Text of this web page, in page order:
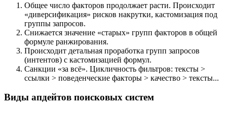
Общее число факторов продолжает расти. Происходит
«диверсификация» рисков накрутки, кастомизация под
группы запросов.
Снижается значение «старых» групп факторов в общей
формуле ранжирования.
Происходит детальная проработка групп запросов
(интентов) с кастомизацией формул.
Санкции «за всё». Цикличность фильтров: тексты >
ссылки > поведенческие факторы > качество > тексты...
Виды апдейтов поисковых систем